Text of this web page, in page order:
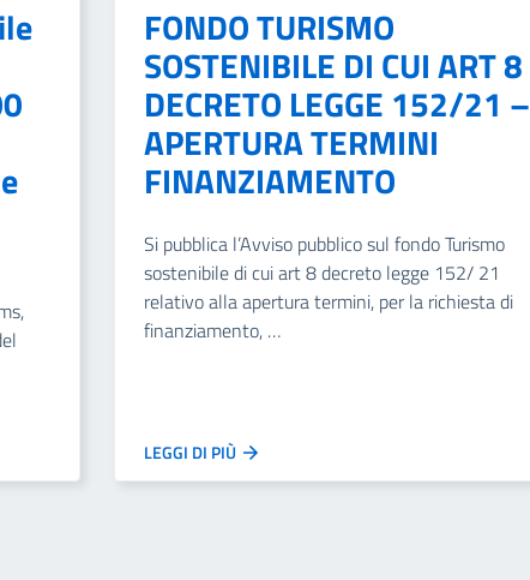
FONDO TURISMO
SOSTENIBILE DI CUI ART 8
DECRETO LEGGE 152/21 –
APERTURA TERMINI
FINANZIAMENTO
Si pubblica l’Avviso pubblico sul fondo Turismo
sostenibile di cui art 8 decreto legge 152/ 21
relativo alla apertura termini, per la richiesta di
finanziamento, …
LEGGI DI PIÙ